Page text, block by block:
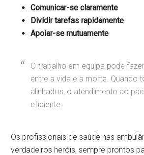
Comunicar-se claramente
Dividir tarefas rapidamente
Apoiar-se mutuamente
O trabalho em equipa pode
entre a vida e a morte. Quando
alinhados, o atendimento ao
eficiente.
Os profissionais de saúde nas
verdadeiros heróis, sempre prontos